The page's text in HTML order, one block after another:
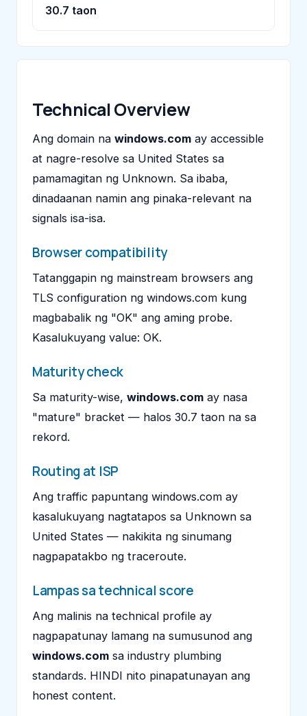
30.7 taon
Technical Overview
Ang domain na windows.com ay accessible
at nagre-resolve sa United States sa
pamamagitan ng Unknown. Sa ibaba,
dinadaanan namin ang pinaka-relevant na
signals isa-isa.
Browser compatibility
Tatanggapin ng mainstream browsers ang
TLS configuration ng windows.com kung
magbabalik ng "OK" ang aming probe.
Kasalukuyang value: OK.
Maturity check
Sa maturity-wise, windows.com ay nasa
"mature" bracket — halos 30.7 taon na sa
rekord.
Routing at ISP
Ang traffic papuntang windows.com ay
kasalukuyang nagtatapos sa Unknown sa
United States — nakikita ng sinumang
nagpapatakbo ng traceroute.
Lampas sa technical score
Ang malinis na technical profile ay
nagpapatunay lamang na sumusunod ang
windows.com sa industry plumbing
standards. HINDI nito pinapatunayan ang
honest content.